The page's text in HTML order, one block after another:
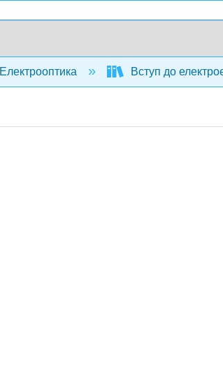
Електрооптика Вступ до